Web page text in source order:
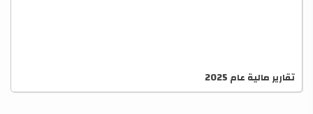
تقارير مالية عام 2025